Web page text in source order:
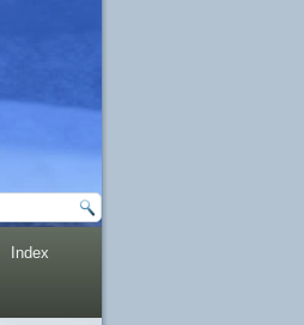
Index